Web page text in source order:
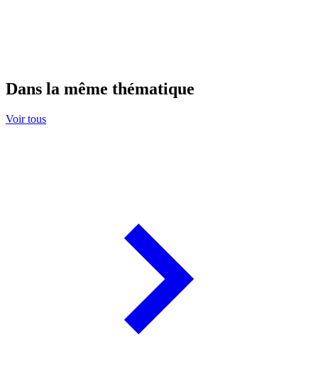
Dans la même thématique
Voir tous